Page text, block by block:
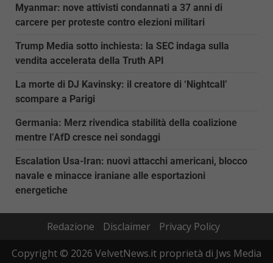
Myanmar: nove attivisti condannati a 37 anni di
carcere per proteste contro elezioni militari
Trump Media sotto inchiesta: la SEC indaga sulla
vendita accelerata della Truth API
La morte di DJ Kavinsky: il creatore di ‘Nightcall’
scompare a Parigi
Germania: Merz rivendica stabilità della coalizione
mentre l’AfD cresce nei sondaggi
Escalation Usa-Iran: nuovi attacchi americani, blocco
navale e minacce iraniane alle esportazioni
energetiche
Redazione Disclaimer
Privacy Policy
Copyright © 2026 VelvetNews.it proprietà di Jws Media